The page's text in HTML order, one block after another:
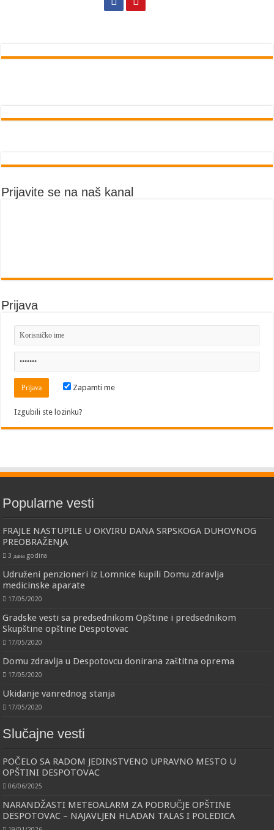
Prijavite se na naš kanal
Prijava
Zapamti me
Izgubili ste lozinku?
Popularne vesti
FRAJLE NASTUPILE U OKVIRU DANA SRPSKOGA DUHOVNOG
PREOBRAŽENJA
3 дана godina
Udruženi penzioneri iz Lomnice kupili Domu zdravlja
medicinske aparate
17/05/2020
Gradske vesti sa predsednikom Opštine i predsednikom
Skupštine opštine Despotovac
17/05/2020
Domu zdravlja u Despotovcu donirana zaštitna oprema
17/05/2020
Ukidanje vanrednog stanja
17/05/2020
Slučajne vesti
POČELO SA RADOM JEDINSTVENO UPRAVNO MESTO U
OPŠTINI DESPOTOVAC
06/06/2025
NARANDŽASTI METEOALARM ZA PODRUČJE OPŠTINE
DESPOTOVAC – NAJAVLJEN HLADAN TALAS I POLEDICA